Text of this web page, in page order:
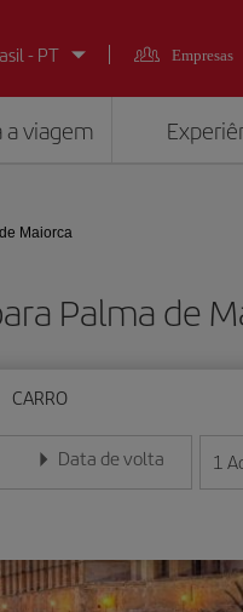
- PT
Empresas
a viagem
Maiorca
Palma de
CARRO
dia/mês/ano
Data de volta
Insira a data no formato dia/
1